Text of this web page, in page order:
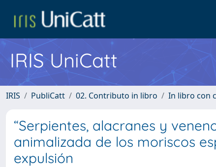
IRIS UniCatt
IRIS PubliCatt 02. Contributo in libro In libro con
“Serpientes, alacranes y
animalizada de los moriscos
expulsión